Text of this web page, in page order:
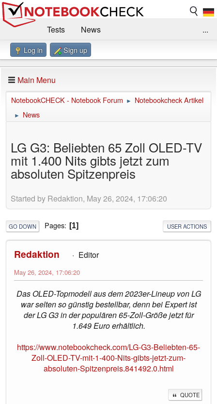
Tests
News
Benchmarks / Technik
Forum
Impressum
...
Log in Sign up
Main Menu
NotebookCHECK - Notebook Forum ► Notebookcheck Artikel
► News
LG G3: Beliebten 65 Zoll OLED-TV
mit 1.400 Nits gibts jetzt zum
absoluten Spitzenpreis
Started by Redaktion, May 26, 2024, 17:06:20
GO DOWN Pages 1 USER ACTIONS
Redaktion Editor
May 26, 2024, 17:06:20
Das OLED-Topmodell aus dem 2023er-Lineup von LG
war selten so günstig bestellbar, denn bei Expert ist
der LG G3 in der populären 65-Zoll-Größe jetzt für
1.649 Euro erhältlich.
https://www.notebookcheck.com/LG-G3-Beliebten-65-
Zoll-OLED-TV-mit-1-400-Nits-gibts-jetzt-zum-
absoluten-Spitzenpreis.841492.0.html
QUOTE